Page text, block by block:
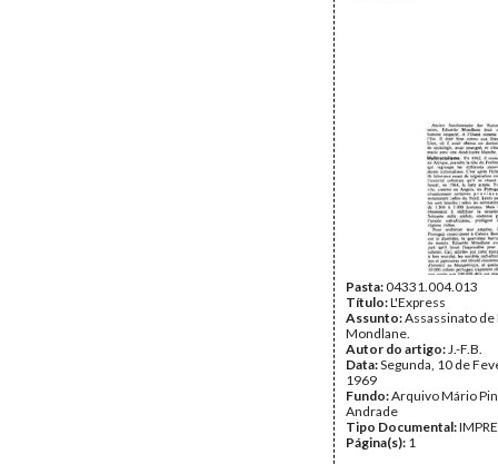
Pasta:04331.004.013
Título:L'Express
Assunto:Assassinato de
Mondlane.
Autor do artigo:J.-F.B.
Data:Segunda, 10 de
1969
Fundo:Arquivo Mário
Andrade
Tipo Documental:
Página(s): 1